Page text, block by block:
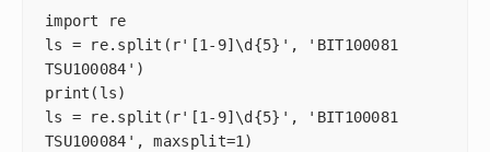
import re
ls = re.split(r'[1-9]\d{5}', 'BIT100081
TSU100084')
print(ls)
ls = re.split(r'[1-9]\d{5}', 'BIT100081
TSU100084', maxsplit=1)